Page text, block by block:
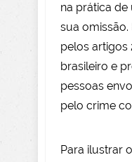
na prática
sua
pelos artigos
brasileiro e
pessoas
pelo crime
Para ilustrar